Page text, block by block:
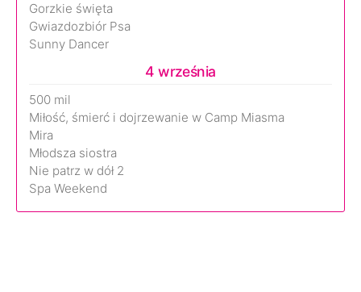
Gorzkie święta
Gwiazdozbiór Psa
Sunny Dancer
4 września
500 mil
Miłość, śmierć i dojrzewanie w Camp Miasma
Mira
Młodsza siostra
Nie patrz w dół 2
Spa Weekend